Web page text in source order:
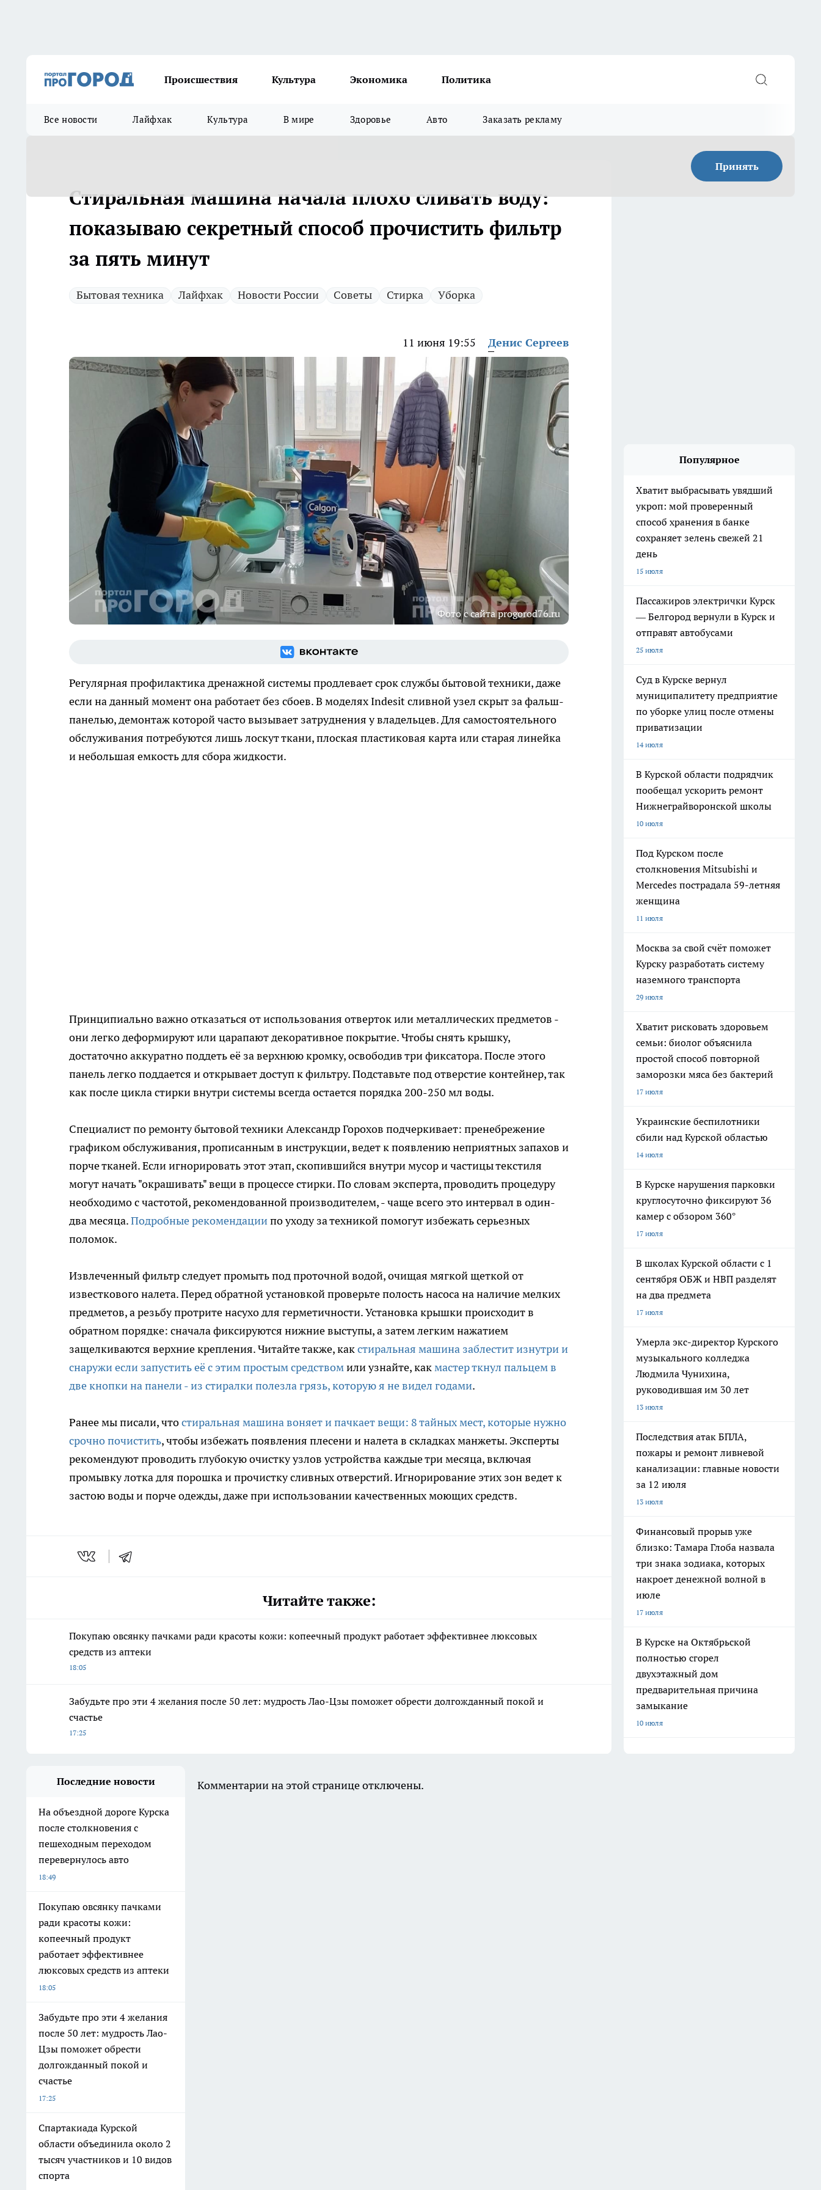
Происшествия Культура Экономика Политика
Все новости Лайфхак Культура В мире Здоровье Авто Заказать рекламу
Принять
Стиральная машина начала плохо сливать воду:
показываю секретный способ прочистить фильтр
за пять минут
Бытовая техника Лайфхак Новости России Советы Стирка Уборка
11 июня 19:55 Денис Сергеев
Фото с сайта progorod76.ru
Регулярная профилактика дренажной системы продлевает срок службы бытовой техники, даже
если на данный момент она работает без сбоев. В моделях Indesit сливной узел скрыт за фальш-
панелью, демонтаж которой часто вызывает затруднения у владельцев. Для самостоятельного
обслуживания потребуются лишь лоскут ткани, плоская пластиковая карта или старая линейка
и небольшая емкость для сбора жидкости.
Принципиально важно отказаться от использования отверток или металлических предметов -
они легко деформируют или царапают декоративное покрытие. Чтобы снять крышку,
достаточно аккуратно поддеть её за верхнюю кромку, освободив три фиксатора. После этого
панель легко поддается и открывает доступ к фильтру. Подставьте под отверстие контейнер, так
как после цикла стирки внутри системы всегда остается порядка 200-250 мл воды.
Специалист по ремонту бытовой техники Александр Горохов подчеркивает: пренебрежение
графиком обслуживания, прописанным в инструкции, ведет к появлению неприятных запахов и
порче тканей. Если игнорировать этот этап, скопившийся внутри мусор и частицы текстиля
могут начать "окрашивать" вещи в процессе стирки. По словам эксперта, проводить процедуру
необходимо с частотой, рекомендованной производителем, - чаще всего это интервал в один-
два месяца.Подробные рекомендациипо уходу за техникой помогут избежать серьезных
поломок.
Извлеченный фильтр следует промыть под проточной водой, очищая мягкой щеткой от
известкового налета. Перед обратной установкой проверьте полость насоса на наличие мелких
предметов, а резьбу протрите насухо для герметичности. Установка крышки происходит в
обратном порядке: сначала фиксируются нижние выступы, а затем легким нажатием
защелкиваются верхние крепления. Читайте также, какстиральная машина заблестит изнутри и
снаружи если запустить её с этим простым средствомили узнайте, какмастер ткнул пальцем в
две кнопки на панели - из стиралки полезла грязь, которую я не видел годами.
Ранее мы писали, чтостиральная машина воняет и пачкает вещи: 8 тайных мест, которые нужно
срочно почистить, чтобы избежать появления плесени и налета в складках манжеты. Эксперты
рекомендуют проводить глубокую очистку узлов устройства каждые три месяца, включая
промывку лотка для порошка и прочистку сливных отверстий. Игнорирование этих зон ведет к
застою воды и порче одежды, даже при использовании качественных моющих средств.
Читайте также:
Покупаю овсянку пачками ради красоты кожи: копеечный продукт работает эффективнее люксовых
средств из аптеки
18:05
Забудьте про эти 4 желания после 50 лет: мудрость Лао-Цзы поможет обрести долгожданный покой и
счастье
17:25
Популярное
Хватит выбрасывать увядший
укроп: мой проверенный
способ хранения в банке
сохраняет зелень свежей 21
день
15 июля
Пассажиров электрички Курск
— Белгород вернули в Курск и
отправят автобусами
25 июля
Суд в Курске вернул
муниципалитету предприятие
по уборке улиц после отмены
приватизации
14 июля
В Курской области подрядчик
пообещал ускорить ремонт
Нижнеграйворонской школы
10 июля
Под Курском после
столкновения Mitsubishi и
Mercedes пострадала 59-летняя
женщина
11 июля
Москва за свой счёт поможет
Курску разработать систему
наземного транспорта
29 июля
Хватит рисковать здоровьем
семьи: биолог объяснила
простой способ повторной
заморозки мяса без бактерий
17 июля
Украинские беспилотники
сбили над Курской областью
14 июля
В Курске нарушения парковки
круглосуточно фиксируют 36
камер с обзором 360°
17 июля
В школах Курской области с 1
сентября ОБЖ и НВП разделят
на два предмета
17 июля
Умерла экс-директор Курского
музыкального колледжа
Людмила Чунихина,
руководившая им 30 лет
13 июля
Последствия атак БПЛА,
пожары и ремонт ливневой
канализации: главные новости
за 12 июля
13 июля
Финансовый прорыв уже
близко: Тамара Глоба назвала
три знака зодиака, которых
накроет денежной волной в
июле
17 июля
В Курске на Октябрьской
полностью сгорел
двухэтажный дом
предварительная причина
замыкание
10 июля
Последние новости
На объездной дороге Курска
после столкновения с
пешеходным переходом
перевернулось авто
18:49
Покупаю овсянку пачками
ради красоты кожи:
копеечный продукт
работает эффективнее
люксовых средств из аптеки
18:05
Забудьте про эти 4 желания
после 50 лет: мудрость Лао-
Цзы поможет обрести
долгожданный покой и
счастье
17:25
Спартакиада Курской
области объединила около 2
тысяч участников и 10 видов
спорта
Комментарии на этой странице отключены.